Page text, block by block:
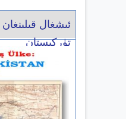
ئىشغال
تۈركىستان